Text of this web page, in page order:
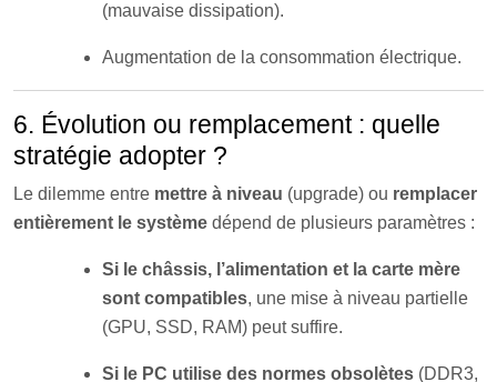
(mauvaise dissipation).
Augmentation de la consommation électrique.
6. Évolution ou remplacement : quelle
stratégie adopter ?
Le dilemme entre mettre à niveau (upgrade) ou remplacer
entièrement le système dépend de plusieurs paramètres :
Si le châssis, l’alimentation et la carte mère
sont compatibles, une mise à niveau partielle
(GPU, SSD, RAM) peut suffire.
Si le PC utilise des normes obsolètes (DDR3,